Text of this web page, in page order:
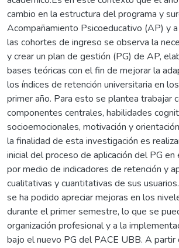
cambio en la estructura del programa y
Acompañamiento Psicoeducativo (AP) y
las cohortes de ingreso se observa la
y crear un plan de gestión (PG) de AP,
bases teóricas con el fin de mejorar la
los índices de retención universitaria en
primer año. Para esto se plantea trabajar
componentes centrales, habilidades
socioemocionales, motivación y
la finalidad de esta investigación es
inicial del proceso de aplicación del PG
por medio de indicadores de retención y
cualitativas y cuantitativas de sus
se ha podido apreciar mejoras en los
durante el primer semestre, lo que se
organización profesional y a la
bajo el nuevo PG del PACE UBB. A